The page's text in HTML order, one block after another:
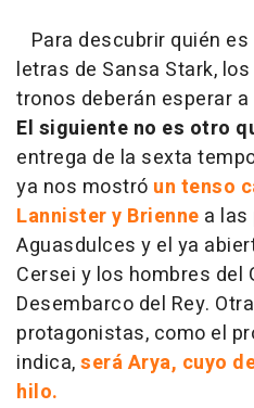
Para descubrir quién
letras de Sansa Stark,
tronos deberán esperar
El siguiente no es otro
entrega de la sexta
ya nos mostró un tenso
Lannister y Brienne a
Aguasdulces y el ya
Cersei y los hombres del
Desembarco del Rey.
protagonistas, como el
indica,será Arya, cuyo
hilo.